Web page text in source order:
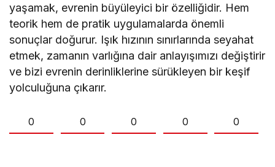
yaşamak, evrenin büyüleyici bir özelliğidir. Hem
teorik hem de pratik uygulamalarda önemli
sonuçlar doğurur. Işık hızının sınırlarında seyahat
etmek, zamanın varlığına dair anlayışımızı değiştirir
ve bizi evrenin derinliklerine sürükleyen bir keşif
yolculuğuna çıkarır.
0 0 0 0 0